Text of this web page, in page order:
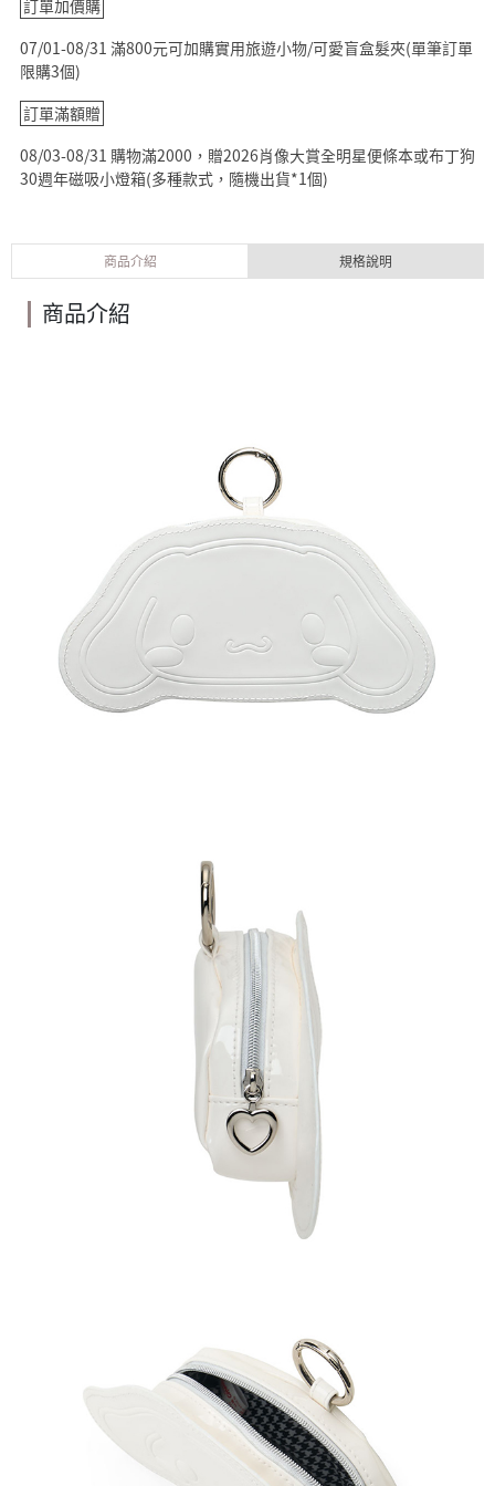
訂單加價購
07/01-08/31 滿800元可加購實用旅遊小物/可愛盲盒髮夾(單筆訂單
限購3個)
訂單滿額贈
08/03-08/31 購物滿2000，贈2026肖像大賞全明星便條本或布丁狗
30週年磁吸小燈箱(多種款式，隨機出貨*1個)
商品介紹 規格說明
商品介紹